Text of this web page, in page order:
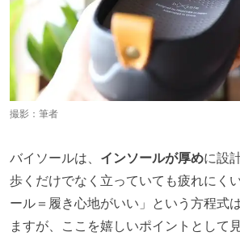
撮影：筆者
バイソールは、 インソールが厚めに設
歩くだけでなく立っていても疲れにく
ール＝履き心地がいい」という方程式
ますが、ここを嬉しいポイントとして